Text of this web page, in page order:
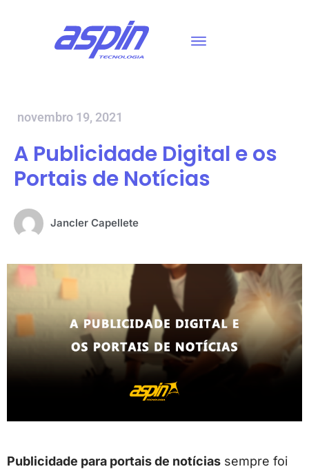
novembro 19, 2021
A Publicidade Digital e os
Portais de Notícias
Jancler Capellete
Publicidade para portais de notícias sempre foi